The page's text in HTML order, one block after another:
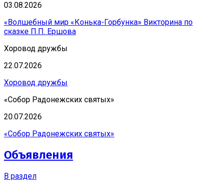
03.08.2026
«Волшебный мир «Конька-Горбунка» Викторина по
сказке П.П. Ершова
Хоровод дружбы
22.07.2026
Хоровод дружбы
«Собор Радонежских святых»
20.07.2026
«Собор Радонежских святых»
Объявления
В раздел